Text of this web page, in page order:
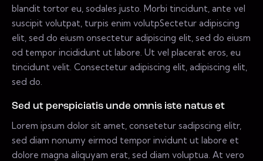
blandit tortor eu, sodales justo. Morbi tincidunt, ante vel
suscipit volutpat, turpis enim volutpSectetur adipiscing
elit, sed do eiusm onsectetur adipiscing elit, sed do eiusm
od tempor incididunt ut labore. Ut vel placerat eros, eu
tincidunt velit. Consectetur adipiscing elit, adipiscing elit,
sed do.
Sed ut perspiciatis unde omnis iste natus et
Lorem ipsum dolor sit amet, consetetur sadipscing elitr,
sed diam nonumy eirmod tempor invidunt ut labore et
dolore magna aliquyam erat, sed diam voluptua. At vero